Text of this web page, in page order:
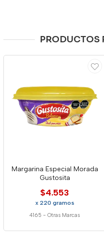
PRODUCTOS
Margarina Especial Morada
Gustosita
$4.553
x 220 gramos
4165 - Otras Marcas